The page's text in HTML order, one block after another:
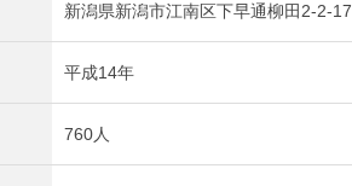
新潟県新潟市江南区下早通柳田2-2-17
平成14年
760人